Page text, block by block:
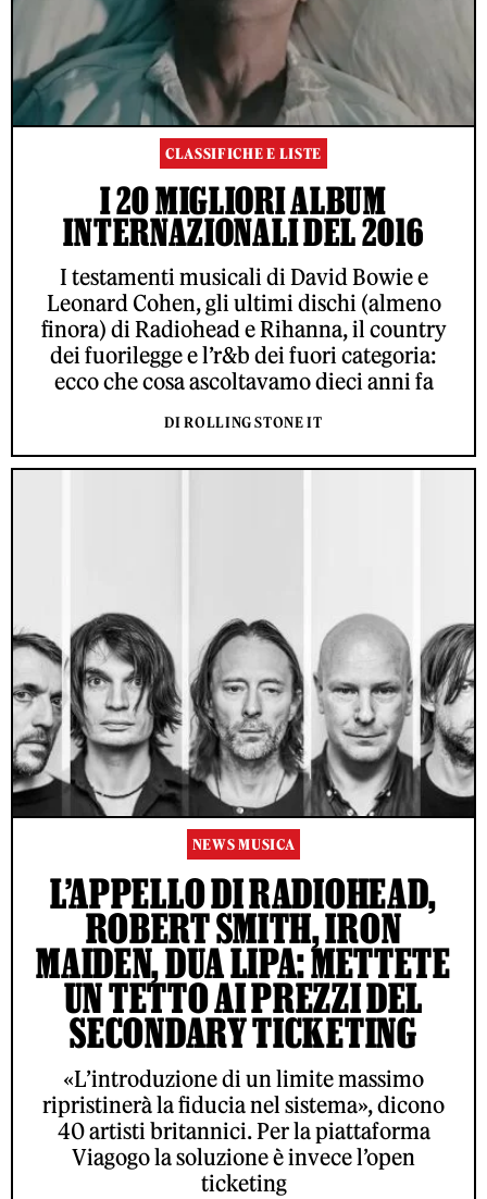
CLASSIFICHE E LISTE
I 20 MIGLIORI ALBUM
INTERNAZIONALI DEL 2016
I testamenti musicali di David Bowie e
Leonard Cohen, gli ultimi dischi (almeno
finora) di Radiohead e Rihanna, il country
dei fuorilegge e l’r&b dei fuori categoria:
ecco che cosa ascoltavamo dieci anni fa
DI ROLLING STONE IT
NEWS MUSICA
L’APPELLO DI RADIOHEAD,
ROBERT SMITH, IRON
MAIDEN, DUA LIPA: METTETE
UN TETTO AI PREZZI DEL
SECONDARY TICKETING
«L’introduzione di un limite massimo
ripristinerà la fiducia nel sistema», dicono
40 artisti britannici. Per la piattaforma
Viagogo la soluzione è invece l’open
ticketing